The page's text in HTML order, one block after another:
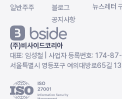
일반주주
블로그
공지사항
뉴스레터
(주)비사이드코리아
대표: 임성철 | 사업자 등록번호: 174-
서울특별시 영등포구 여의대방로65길